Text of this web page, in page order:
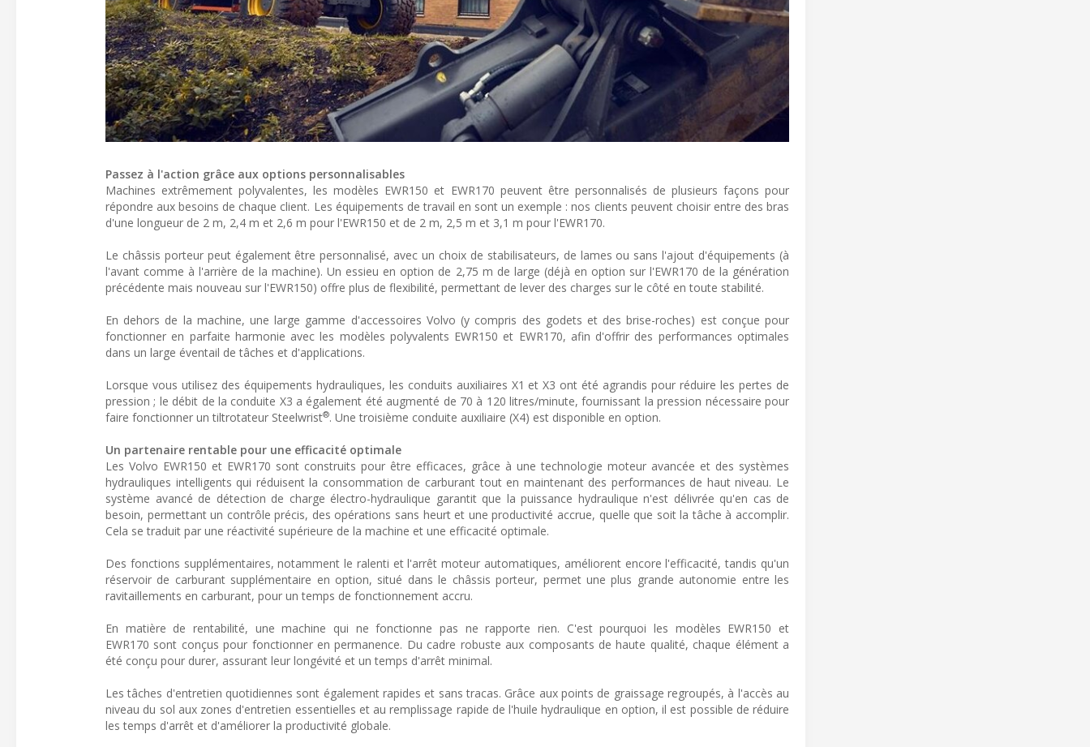
Passez à l'action grâce aux options personnalisables
Machines extrêmement polyvalentes, les modèles EWR150 et EWR170 peuvent être personnalisés de plusieurs façons pour
répondre aux besoins de chaque client. Les équipements de travail en sont un exemple : nos clients peuvent choisir entre des bras
d'une longueur de 2 m, 2,4 m et 2,6 m pour l'EWR150 et de 2 m, 2,5 m et 3,1 m pour l'EWR170.
Le châssis porteur peut également être personnalisé, avec un choix de stabilisateurs, de lames ou sans l'ajout d'équipements (à
l'avant comme à l'arrière de la machine). Un essieu en option de 2,75 m de large (déjà en option sur l'EWR170 de la génération
précédente mais nouveau sur l'EWR150) offre plus de flexibilité, permettant de lever des charges sur le côté en toute stabilité.
En dehors de la machine, une large gamme d'accessoires Volvo (y compris des godets et des brise-roches) est conçue pour
fonctionner en parfaite harmonie avec les modèles polyvalents EWR150 et EWR170, afin d'offrir des performances optimales
dans un large éventail de tâches et d'applications.
Lorsque vous utilisez des équipements hydrauliques, les conduits auxiliaires X1 et X3 ont été agrandis pour réduire les pertes de
pression ; le débit de la conduite X3 a également été augmenté de 70 à 120 litres/minute, fournissant la pression nécessaire pour
faire fonctionner un tiltrotateur Steelwrist®. Une troisième conduite auxiliaire (X4) est disponible en option.
Un partenaire rentable pour une efficacité optimale
Les Volvo EWR150 et EWR170 sont construits pour être efficaces, grâce à une technologie moteur avancée et des systèmes
hydrauliques intelligents qui réduisent la consommation de carburant tout en maintenant des performances de haut niveau. Le
système avancé de détection de charge électro-hydraulique garantit que la puissance hydraulique n'est délivrée qu'en cas de
besoin, permettant un contrôle précis, des opérations sans heurt et une productivité accrue, quelle que soit la tâche à accomplir.
Cela se traduit par une réactivité supérieure de la machine et une efficacité optimale.
Des fonctions supplémentaires, notamment le ralenti et l'arrêt moteur automatiques, améliorent encore l'efficacité, tandis qu'un
réservoir de carburant supplémentaire en option, situé dans le châssis porteur, permet une plus grande autonomie entre les
ravitaillements en carburant, pour un temps de fonctionnement accru.
En matière de rentabilité, une machine qui ne fonctionne pas ne rapporte rien. C'est pourquoi les modèles EWR150 et
EWR170 sont conçus pour fonctionner en permanence. Du cadre robuste aux composants de haute qualité, chaque élément a
été conçu pour durer, assurant leur longévité et un temps d'arrêt minimal.
Les tâches d'entretien quotidiennes sont également rapides et sans tracas. Grâce aux points de graissage regroupés, à l'accès au
niveau du sol aux zones d'entretien essentielles et au remplissage rapide de l'huile hydraulique en option, il est possible de réduire
les temps d'arrêt et d'améliorer la productivité globale.